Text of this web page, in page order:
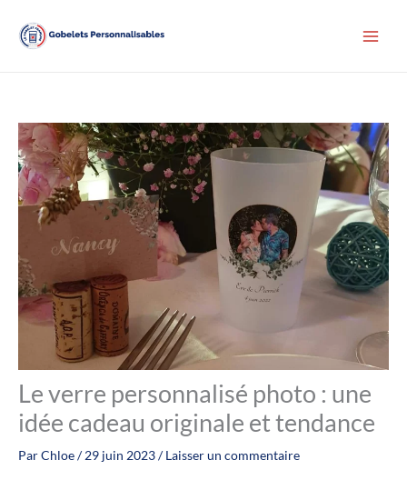
Le verre personnalisé photo : une
idée cadeau originale et tendance
ParChloe/29 juin 2023/Laisser un commentaire